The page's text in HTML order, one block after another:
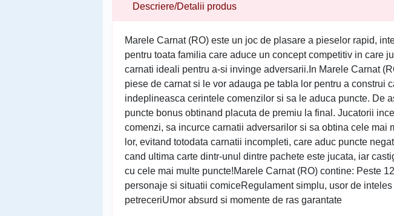
Descriere/Detalii produs
Marele Carnat (RO) este un joc de plasare a pieselor rapid,
pentru toata familia care aduce un concept competitiv in care
carnati ideali pentru a-si invinge adversarii.In Marele Carnat
piese de carnat si le vor adauga pe tabla lor pentru a construi
indeplineasca cerintele comenzilor si sa le aduca puncte. De
puncte bonus obtinand placuta de premiu la final. Jucatorii
comenzi, sa incurce carnatii adversarilor si sa obtina cele mai
lor, evitand totodata carnatii incompleti, care aduc puncte
cand ultima carte dintr-unul dintre pachete este jucata, iar
cu cele mai multe puncte!Marele Carnat (RO) contine: Peste
personaje si situatii comiceRegulament simplu, usor de
petreceriUmor absurd si momente de ras garantate